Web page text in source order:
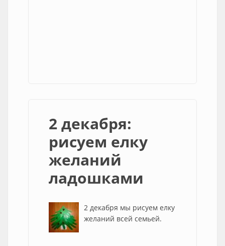
2 декабря:
рисуем елку
желаний
ладошками
2 декабря мы рисуем елку
желаний всей семьей.